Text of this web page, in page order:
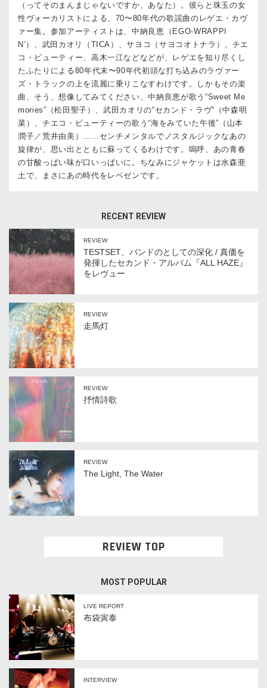
（ってそのまんまじゃないですか、あなた）。彼らと珠玉の女
性ヴォーカリストによる、70〜80年代の歌謡曲のレゲエ・カヴ
ァー集。参加アーティストは、中納良恵（EGO-WRAPPI
N’）、武田カオリ（TICA）、サヨコ（サヨコオトナラ）、チエ
コ・ビューティー、高木一江などなどが、レゲエを知り尽くし
たふたりによる80年代末〜90年代初頭な打ち込みのラヴァー
ズ・トラックの上を流麗に乗りこなすわけです。しかもその楽
曲、そう、想像してみてください、中納良恵が歌う“Sweet Me
mories”（松田聖子）、武田カオリの“セカンド・ラヴ“（中森明
菜）、チエコ・ビューティーの歌う“海をみていた午後”（山本
潤子／荒井由美）……センチメンタルでノスタルジックなあの
旋律が、思い出とともに蘇ってくるわけです。嗚呼、あの青春
の甘酸っぱい味が口いっぱいに。ちなみにジャケットは水森亜
土で、まさにあの時代をレペゼンです。
RECENT REVIEW
REVIEW
TESTSET、バンドのとしての深化 / 真価を
発揮したセカンド・アルバム『ALL HAZE』
をレヴュー
REVIEW
走馬灯
REVIEW
抒情詩歌
REVIEW
The Light, The Water
REVIEW TOP
MOST POPULAR
LIVE REPORT
布袋寅泰
INTERVIEW